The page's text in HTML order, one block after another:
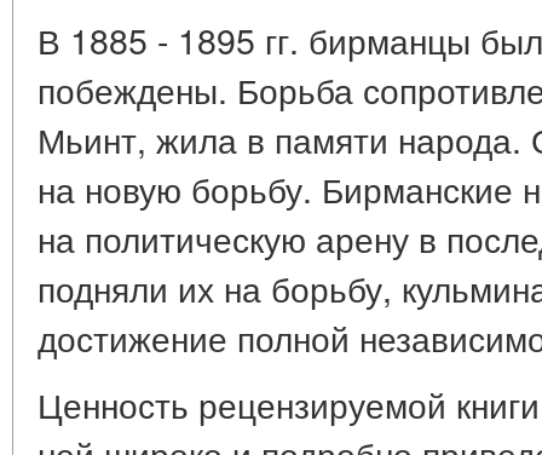
В 1885 - 1895 гг. бирманцы
побеждены. Борьба
Мьинт, жила в памяти
на новую борьбу.
на политическую арену в
подняли их на борьбу,
достижение полной
Ценность рецензируемой